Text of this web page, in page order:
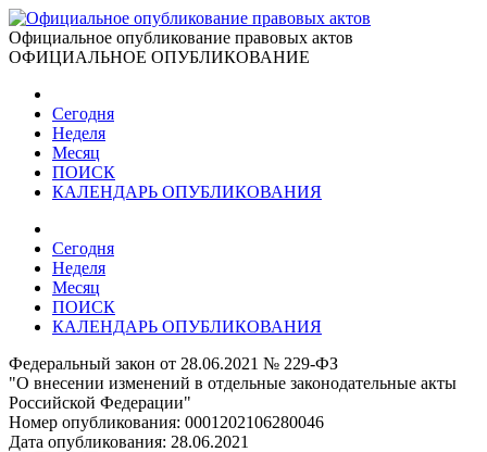
Официальное опубликование правовых актов
ОФИЦИАЛЬНОЕ ОПУБЛИКОВАНИЕ
Сегодня
Неделя
Месяц
ПОИСК
КАЛЕНДАРЬ ОПУБЛИКОВАНИЯ
Сегодня
Неделя
Месяц
ПОИСК
КАЛЕНДАРЬ ОПУБЛИКОВАНИЯ
Федеральный закон от 28.06.2021 № 229-ФЗ
"О внесении изменений в отдельные законодательные акты
Российской Федерации"
Номер опубликования: 0001202106280046
Дата опубликования: 28.06.2021